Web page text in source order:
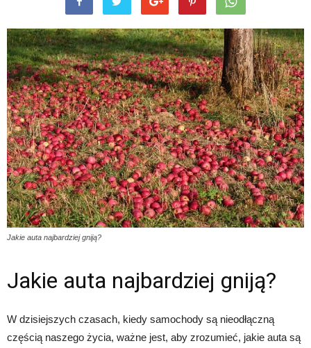
Jakie auta najbardziej gniją?
Jakie auta najbardziej gniją?
W dzisiejszych czasach, kiedy samochody są nieodłączną
częścią naszego życia, ważne jest, aby zrozumieć, jakie auta są